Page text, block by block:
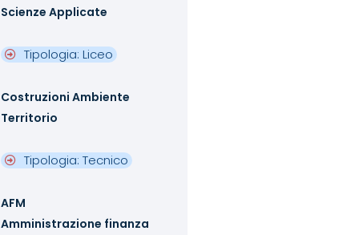
Scienze Applicate
Tipologia: Liceo
Costruzioni Ambiente
Territorio
Tipologia: Tecnico
AFM
Amministrazione finanza